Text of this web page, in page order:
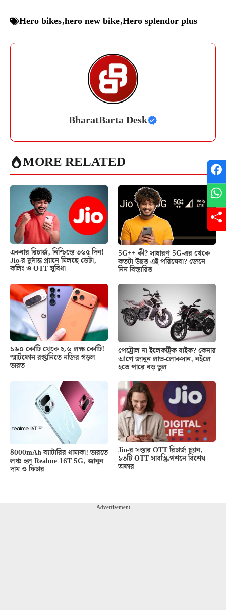
Hero bikes,hero new bike,Hero splendor plus
BharatBarta Desk
MORE RELATED
একবার রিচার্জ, নিশ্চিন্তে ৩৬৫ দিন!
Jio-র দুর্দান্ত প্ল্যানে মিলছে ডেটা,
কলিং ও OTT সুবিধা
5G++ কী? সাধারণ 5G-এর থেকে
কতটা উন্নত এই পরিষেবা? জেনে
নিন বিস্তারিত
১৬০ কোটি থেকে ২.৬ লক্ষ কোটি!
স্মার্টফোন রপ্তানিতে নজির গড়ল
ভারত
পেট্রোল না ইলেকট্রিক বাইক? কেনার
আগে জানুন লাভ-লোকসান, নইলে
হতে পারে বড় ভুল
8000mAh ব্যাটারির ধামাকা! ভারতে
লঞ্চ হল Realme 16T 5G, জানুন
দাম ও ফিচার
Jio-র সস্তার OTT রিচার্জ প্ল্যান,
১৩টি OTT সাবস্ক্রিপশনে বিশেষ
অফার
---Advertisement---